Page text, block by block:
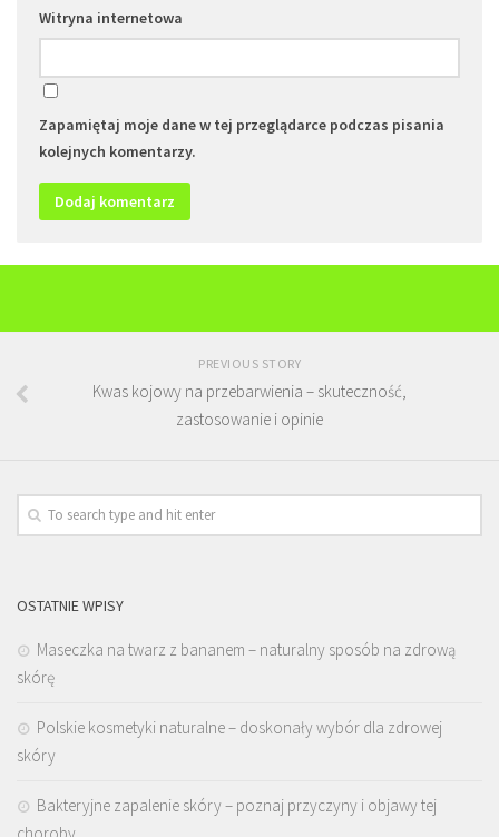
Witryna internetowa
Zapamiętaj moje dane w tej przeglądarce podczas pisania
kolejnych komentarzy.
PREVIOUS STORY
Kwas kojowy na przebarwienia – skuteczność,
zastosowanie i opinie
OSTATNIE WPISY
Maseczka na twarz z bananem – naturalny sposób na zdrową
skórę
Polskie kosmetyki naturalne – doskonały wybór dla zdrowej
skóry
Bakteryjne zapalenie skóry – poznaj przyczyny i objawy tej